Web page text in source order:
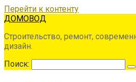
Перейти к контенту
ДОМОВОД
Строительство, ремонт,
дизайн.
Поиск: